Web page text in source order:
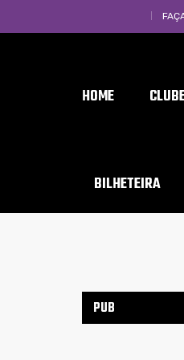
HOME
BILHETEIRA
PUB